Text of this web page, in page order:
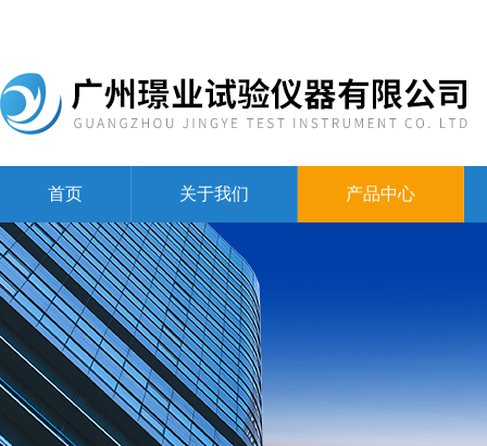
首页 关于我们 产品中心